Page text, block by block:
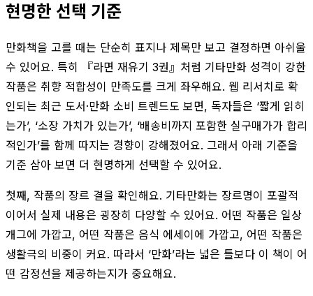
현명한 선택 기준
만화책을 고를 때는 단순히 표지나 제목만 보고 결정하면 아쉬울
수 있어요. 특히 『라면 재유기 3권』처럼 기타만화 성격이 강한
작품은 취향 적합성이 만족도를 크게 좌우해요. 웹 리서치로 확
인되는 최근 도서·만화 소비 트렌드도 보면, 독자들은 ‘짧게 읽히
는가’, ‘소장 가치가 있는가’, ‘배송비까지 포함한 실구매가가 합리
적인가’를 함께 따지는 경향이 강해졌어요. 그래서 아래 기준을
기준 삼아 보면 더 현명하게 선택할 수 있어요.
첫째, 작품의 장르 결을 확인해요. 기타만화는 장르명이 포괄적
이어서 실제 내용은 굉장히 다양할 수 있어요. 어떤 작품은 일상
개그에 가깝고, 어떤 작품은 음식 에세이에 가깝고, 어떤 작품은
생활극의 비중이 커요. 따라서 ‘만화’라는 넓은 틀보다 이 책이 어
떤 감정선을 제공하는지가 중요해요.